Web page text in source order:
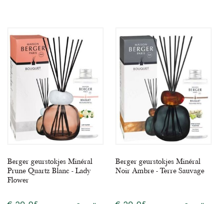
Berger geurstokjes Minéral
Prune Quartz Blanc - Lady
Flower
Berger geurstokjes Minéral
Noir Ambre - Terre Sauvage